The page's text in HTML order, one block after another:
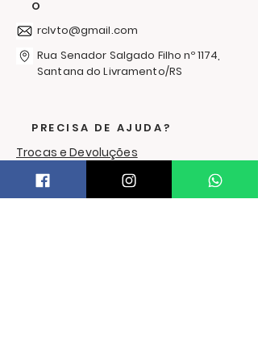
O
rclvto@gmail.com
Rua Senador Salgado Filho nº 1174,
Santana do Livramento/RS
PRECISA DE AJUDA?
Trocas e Devoluções